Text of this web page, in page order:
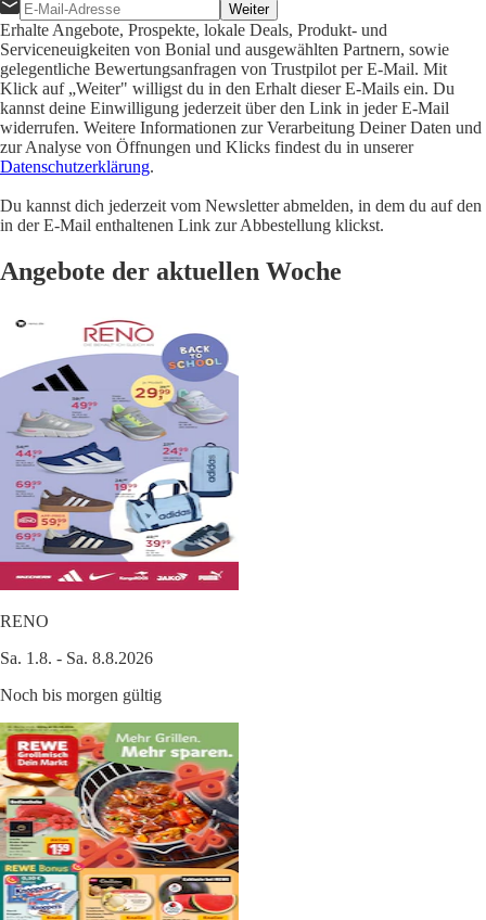
Weiter
Erhalte Angebote, Prospekte, lokale Deals, Produkt- und
Serviceneuigkeiten von Bonial und ausgewählten Partnern, sowie
gelegentliche Bewertungsanfragen von Trustpilot per E-Mail. Mit
Klick auf „Weiter" willigst du in den Erhalt dieser E-Mails ein. Du
kannst deine Einwilligung jederzeit über den Link in jeder E-Mail
widerrufen. Weitere Informationen zur Verarbeitung Deiner Daten und
zur Analyse von Öffnungen und Klicks findest du in unserer
Datenschutzerklärung.
Du kannst dich jederzeit vom Newsletter abmelden, in dem du auf den
in der E-Mail enthaltenen Link zur Abbestellung klickst.
Angebote der aktuellen Woche
RENO
Sa. 1.8. - Sa. 8.8.2026
Noch bis morgen gültig